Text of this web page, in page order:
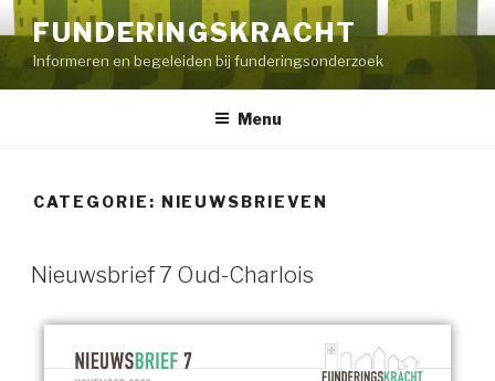
FUNDERINGSKRACHT
Informeren en begeleiden bij funderingsonderzoek
Menu
CATEGORIE: NIEUWSBRIEVEN
Nieuwsbrief 7 Oud-Charlois